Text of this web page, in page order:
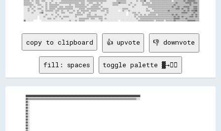
copy to clipboard 👍 upvote 👎 downvote
fill: spaces toggle palette ▓→✊🏽
████████████████████████████████████████████████████████████████████████████████████████████████████████████████████
▓▓▒▒▒▒▒▒▒▒▒▒▒▒▒▒▒▒▒▒▒▒▒▒▒▒▒▒▒▒▒▒▒▒▒▒▒▒▒▒▒▒▒▒▒▒▒▒▒▒▒▒▒▒▒▒▒▒▒▒▒▒▒▒▒▒▒▒▒▒▒▒▒▒▒▒▒▒▒▒▒▒▒▒▒▒▒▒▒▒▒▒▒▒▒▒▒▒▒▒▒▒▒▒▒▒▒▒▒▒▒▒░░░░
▓▓░░
▓▓░░
▓▓░░
▓▓░░
▓▓░░
▓▓░░
▓▓░░
▓▓░░
▓▓░░
▓▓░░